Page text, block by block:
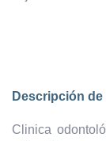
Descripción de
Clinica